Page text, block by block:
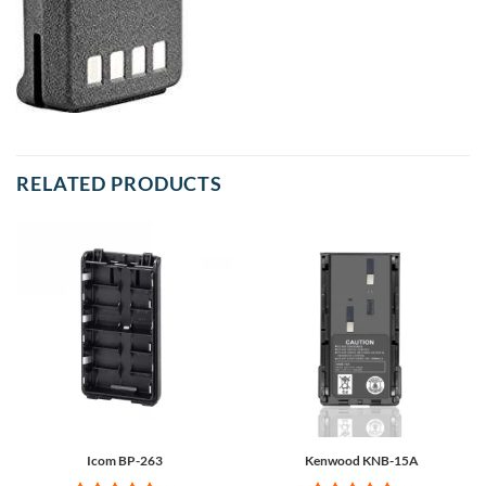
RELATED PRODUCTS
Icom BP-263 Kenwood KNB-15A